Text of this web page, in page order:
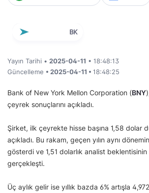
BK
Yayın Tarihi • 2025-04-11 • 18:48:13
Güncelleme • 2025-04-11 • 18:48:25
Bank of New York Mellon Corporation (BNY
çeyrek sonuçlarını açıkladı.
Şirket, ilk çeyrekte hisse başına 1,58 dolar
açıkladı. Bu rakam, geçen yılın aynı
gösterdi ve 1,51 dolarlık analist
gerçekleşti.
Üç aylık gelir ise yıllık bazda 6% artışla